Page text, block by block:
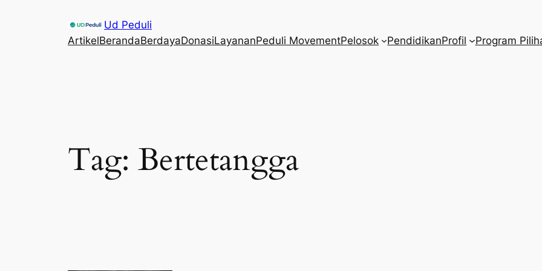
Ud Peduli
ArtikelBerandaBerdayaDonasiLayananPeduli MovementPelosok PendidikanProfil Program
Tag: Bertetangga